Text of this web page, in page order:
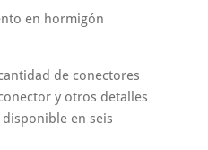
en hormigón
de conectores
y otros detalles
en seis